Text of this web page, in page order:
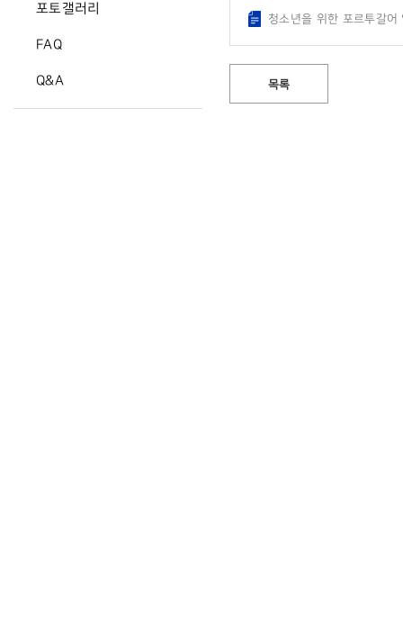
포토갤러리
FAQ
Q&A
청소년을 위한 포르투갈
목록